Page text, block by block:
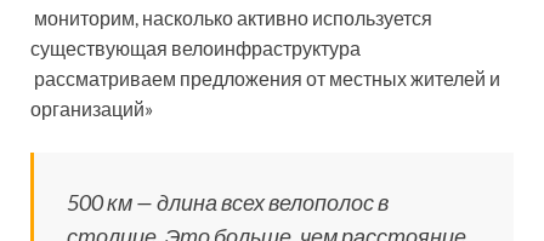
мониторим, насколько активно используется
существующая велоинфраструктура
рассматриваем предложения от местных жителей и
организаций»
500 км — длина всех велополос в